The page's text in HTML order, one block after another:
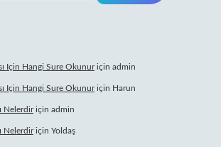
Için Hangi Sure Okunuriçin admin
Için Hangi Sure Okunuriçin Harun
Nelerdiriçin admin
Nelerdiriçin Yoldaş